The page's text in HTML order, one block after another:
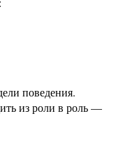
поведения.
из роли в роль —